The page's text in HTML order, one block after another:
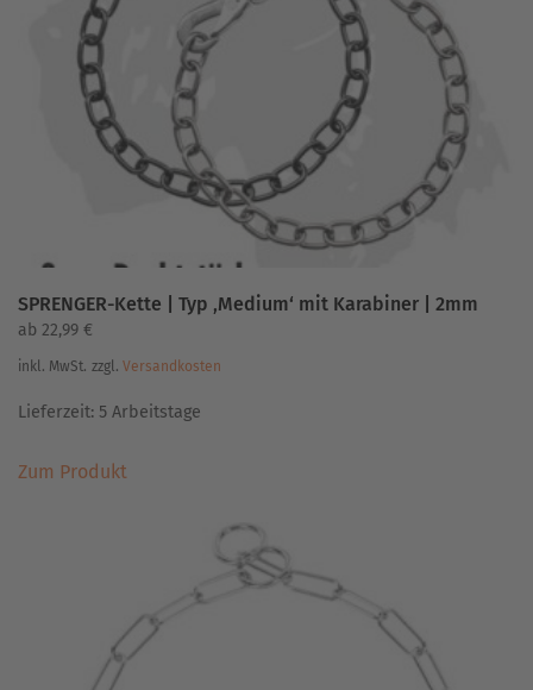
Optionen
können
Produktseite
gewählt
werden
SPRENGER-Kette | Typ ‚Medium‘ mit Karabiner | 2mm
ab 22,99 €
inkl. MwSt. zzgl. Versandkosten
Lieferzeit: 5 Arbeitstage
Zum ProduktProdukt
Die
Optionen